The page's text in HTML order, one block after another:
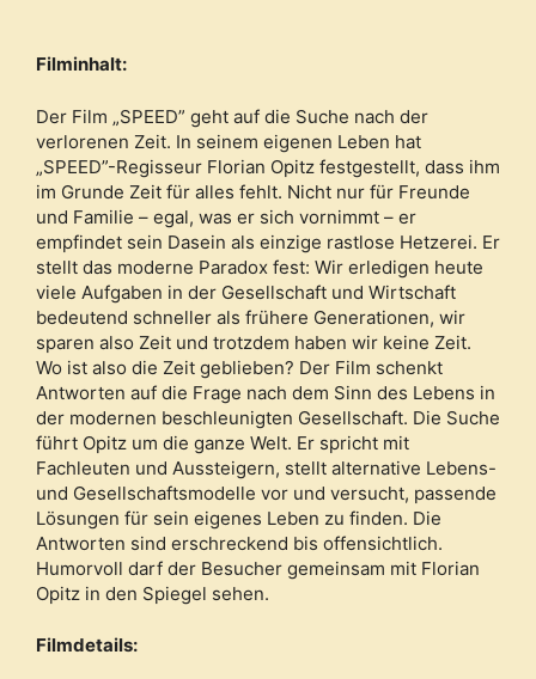
Filminhalt:
Der Film „SPEED” geht auf die Suche nach der
verlorenen Zeit. In seinem eigenen Leben hat
„SPEED”-Regisseur Florian Opitz festgestellt, dass ihm
im Grunde Zeit für alles fehlt. Nicht nur für Freunde
und Familie – egal, was er sich vornimmt – er
empfindet sein Dasein als einzige rastlose Hetzerei. Er
stellt das moderne Paradox fest: Wir erledigen heute
viele Aufgaben in der Gesellschaft und Wirtschaft
bedeutend schneller als frühere Generationen, wir
sparen also Zeit und trotzdem haben wir keine Zeit.
Wo ist also die Zeit geblieben? Der Film schenkt
Antworten auf die Frage nach dem Sinn des Lebens in
der modernen beschleunigten Gesellschaft. Die Suche
führt Opitz um die ganze Welt. Er spricht mit
Fachleuten und Aussteigern, stellt alternative Lebens-
und Gesellschaftsmodelle vor und versucht, passende
Lösungen für sein eigenes Leben zu finden. Die
Antworten sind erschreckend bis offensichtlich.
Humorvoll darf der Besucher gemeinsam mit Florian
Opitz in den Spiegel sehen.
Filmdetails: